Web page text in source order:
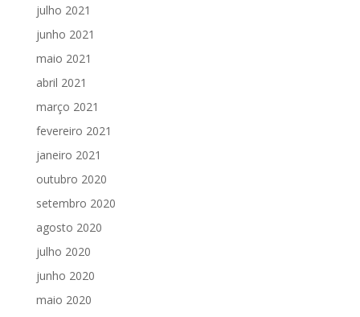
julho 2021
junho 2021
maio 2021
abril 2021
março 2021
fevereiro 2021
janeiro 2021
outubro 2020
setembro 2020
agosto 2020
julho 2020
junho 2020
maio 2020